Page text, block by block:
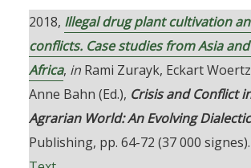
2018, Illegal drug plant cultivation
conflicts. Case studies from Asia
Africa, inRami Zurayk, Eckart
Anne Bahn (Ed.), Crisis and Conflict
Agrarian World: An Evolving Dialectic
Publishing, pp. 64-72 (37 000 signes).